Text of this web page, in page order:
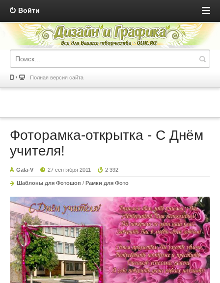
Войти
Полная версия сайта
Фоторамка-открытка - С Днём
учителя!
Gala-V 27 сентября 2011 2 392
Шаблоны для Фотошоп / Рамки для Фото